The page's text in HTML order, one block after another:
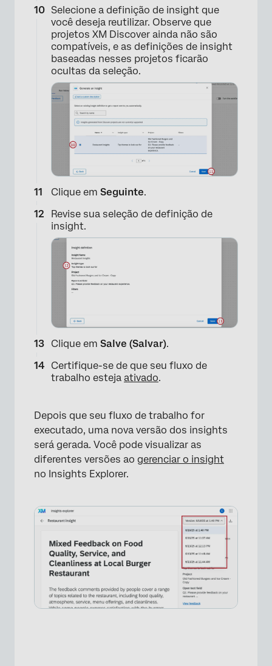
×
Selecione a definição de insight que
você deseja reutilizar. Observe que
projetos XM Discover ainda não são
compatíveis, e as definições de insight
baseadas nesses projetos ficarão
ocultas da seleção.
Clique em Seguinte.
Revise sua seleção de definição de
insight.
×
Clique em Salve (Salvar).
Certifique-se de que seu fluxo de
trabalho esteja ativado.
Depois que seu fluxo de trabalho for
executado, uma nova versão dos insights
será gerada. Você pode visualizar as
diferentes versões ao gerenciar o insight
no Insights Explorer.